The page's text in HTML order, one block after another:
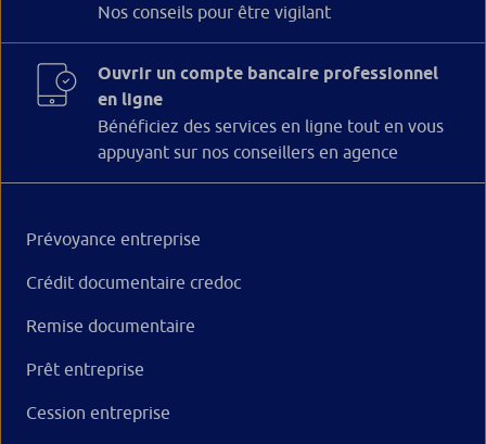
Nos conseils pour être vigilant
Ouvrir un compte bancaire professionnel
en ligne
Bénéficiez des services en ligne tout en vous
appuyant sur nos conseillers en agence
Prévoyance entreprise
Crédit documentaire credoc
Remise documentaire
Prêt entreprise
Cession entreprise